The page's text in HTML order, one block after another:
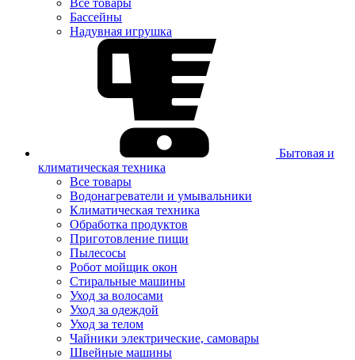
Все товары
Бассейны
Надувная игрушка
Бытовая и
климатическая техника
Все товары
Водонагреватели и умывальники
Климатическая техника
Обработка продуктов
Приготовление пищи
Пылесосы
Робот мойщик окон
Стиральные машины
Уход за волосами
Уход за одеждой
Уход за телом
Чайники электрические, самовары
Швейные машины